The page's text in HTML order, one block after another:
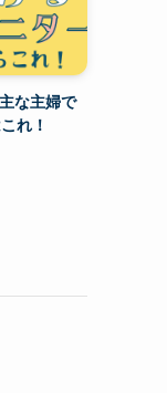
な主婦で
れ！